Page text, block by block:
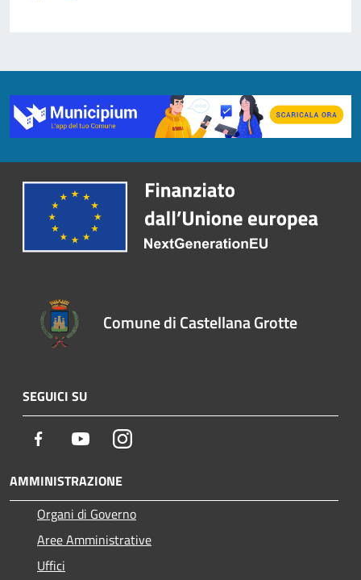
Comune di Castellana Grotte
SEGUICI SU
Facebook YoutubeInstagram
AMMINISTRAZIONE
Organi di Governo
Aree Amministrative
Uffici